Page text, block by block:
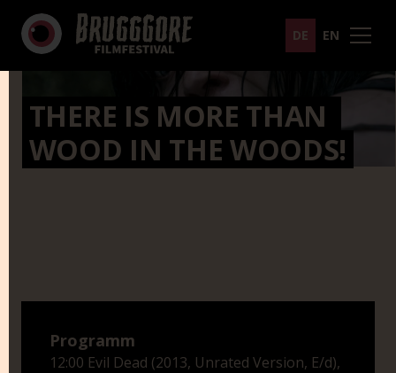
DE EN
THERE IS MORE THAN
WOOD IN THE WOODS!
Programm
12:00 Evil Dead (2013, Unrated Version, E/d),